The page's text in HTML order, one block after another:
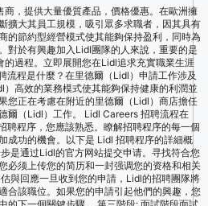
，提供大量優質產品，價格優惠。在歐洲擁
擴大其員工規模，吸引眾多求職者，因其具有
的節約型經營模式使其能夠保持盈利，同時為
對於有興趣加入Lidl團隊的人來說，重要的是
的過程。立即展開您在Lidl追求充實職業生涯
流程是什麼？在里德爾（Lidl）申請工作涉及
高效的業務模式使其能夠保持健康的利潤並
您正在考慮在附近的里德爾（Lidl）商店擔任
爾（Lidl）工作。 Lidl Careers 招聘流程在
聘程序，您應該熟悉。瞭解招聘程序的每一個
成功的機會。以下是 Lidl 招聘程序的詳細概
是通过Lidl的官方网站提交申请。寻找符合您
必须上传您的简历和一封强调您的资格和相关
與回應一旦收到您的申請，Lidl的招聘團隊將
合該職位。如果您的申請引起他們的興趣，您